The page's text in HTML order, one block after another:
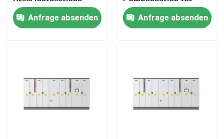
Qualitätskontrolle
Bitte um ein Angebot
Saving Valuable Floor
SpaceAnfrage absenden
Smooth Motor
Performance
Anfrage absenden